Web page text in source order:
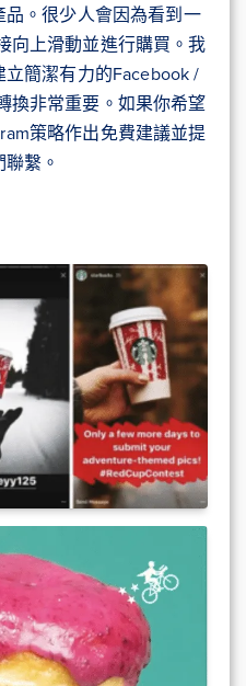
。很少人會因為看到一
向上滑動並進行購買。我
簡潔有力的Facebook /
換非常重要。如果你希望
策略作出免費建議並提
繫。